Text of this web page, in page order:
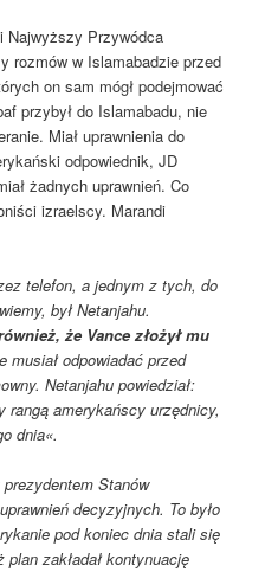
Najwyższy Przywódca
rozmów w Islamabadzie przed
on sam mógł podejmować
przybył do Islamabadu, nie
Miał uprawnienia do
odpowiednik, JD
żadnych uprawnień. Co
izraelscy. Marandi
telefon, a jednym z tych, do
był Netanjahu.
że Vance złożył mu
odpowiadać przed
Netanjahu powiedział:
rangą amerykańscy urzędnicy,
dnia«.
Stanów
decyzyjnych. To było
pod koniec dnia stali się
zakładał kontynuację